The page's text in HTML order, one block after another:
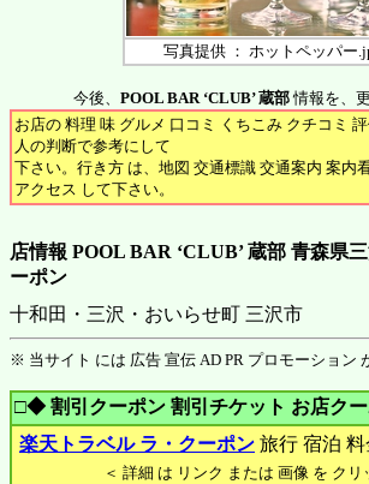
写真提供 ： ホットペッパー
今後、 POOL BAR ‘CLUB’ 蔵部情報を、
お店の 料理 味 グルメ 口コミ くちこみ クチコミ
人の判断で参考にして
下さい。行き方 は、地図 交通標識 交通案内 案内
アクセス して下さい。
店情報 POOL BAR ‘CLUB’ 蔵部 青森県
ーポン
十和田・三沢・おいらせ町 三沢市
※ 当サイト には 広告 宣伝 AD PR プロモーション
□◆ 割引クーポン 割引チケット お店ク
楽天トラベル ラ・クーポン 旅行 宿泊 料
＜ 詳細 は リンク または 画像 を クリ